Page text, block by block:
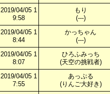
2019/04/05 1
9:58
もり
(---)
2019/04/05 1
8:44
かっちゃん
(---)
2019/04/05 1
8:07
ひろふみっち
(天空の挑戦者)
2019/04/05 1
7:55
あっぷる
(りんご大好き)